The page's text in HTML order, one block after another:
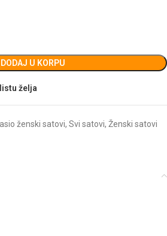
DODAJ U KORPU
želja
ženski satovi, Svi satovi, Ženski satovi